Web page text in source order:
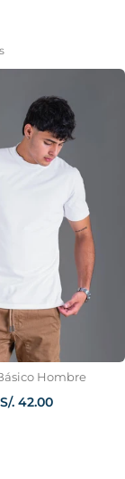
Hombre
S/. 42.00